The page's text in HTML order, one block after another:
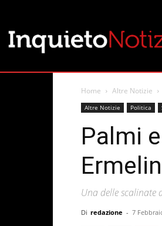
Home Altre Notizie
Altre Notizie Politica
Palmi
Una delle
Di redazione - 7